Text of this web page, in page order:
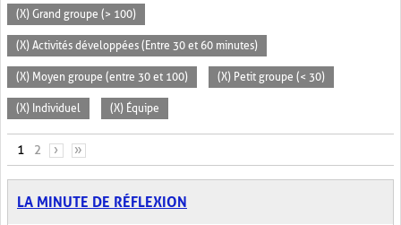
(X) Grand groupe (> 100)
(X) Activités développées (Entre 30 et 60 minutes)
(X) Moyen groupe (entre 30 et 100) (X) Petit groupe (< 30)
(X) Individuel (X) Équipe
PAGES
1 2 › »
LA MINUTE DE RÉFLEXION